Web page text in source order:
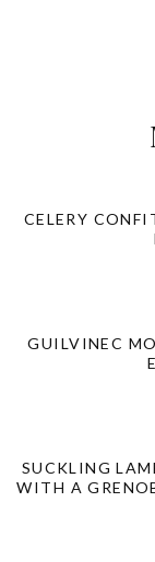
CELERY
GUILVINEC
SUCKLING
WITH A